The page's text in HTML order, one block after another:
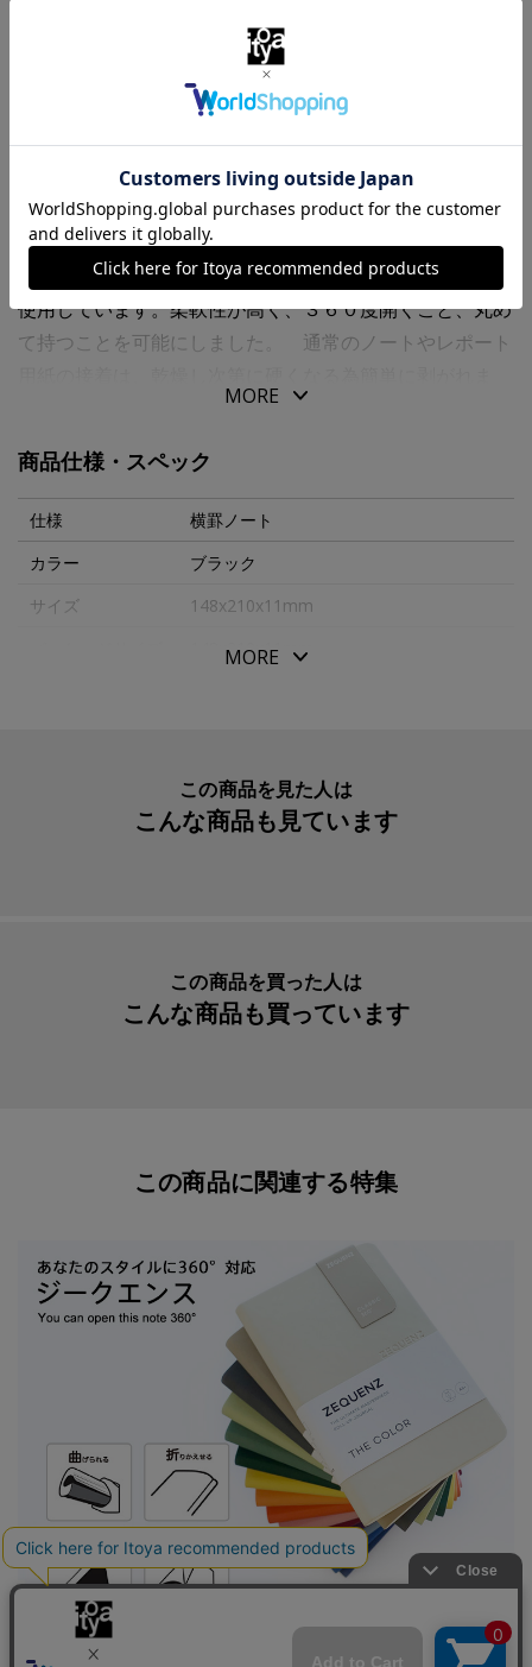
商品・在庫について
返品・交換について
商品の特徴
表紙には、上質なポリウレタン（ＰＵ）という合成皮革を
使用しています。柔軟性が高く、３６０度開くこと、丸め
て持つことを可能にしました。 通常のノートやレポート
す。しかしジークエンス３６０は、硬くならない特別な接
おちることがありません。 いつも携帯し、アイデアブッ
クとしてご利用いただいたり、旅行の際にお持ちいただく
のに、最適なノートです。マグネットブックマーク付、同
じサイズで横罫、方眼が選べます。
MORE
商品仕様・スペック
仕様
横罫ノート
カラー
ブラック
サイズ
148x210x11mm
148x210x11mm
タイ
マグネットブックマーク
MORE
この商品を見た人は
こんな商品も見ています
この商品を買った人は
こんな商品も買っています
この商品に関連する特集
360°対応可能なノート ジークエンス